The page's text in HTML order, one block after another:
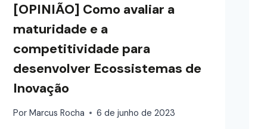
[OPINIÃO] Como avaliar a
maturidade e a
competitividade para
desenvolver Ecossistemas de
Inovação
Por Marcus Rocha 6 de junho de 2023